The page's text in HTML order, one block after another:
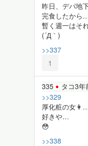
昨日、デパ地
完食したから
暫く週一はそ
(´Д｀)
>>337
1
335 タコ3年
>>329
厚化粧の女
好きや…
😳
>>338